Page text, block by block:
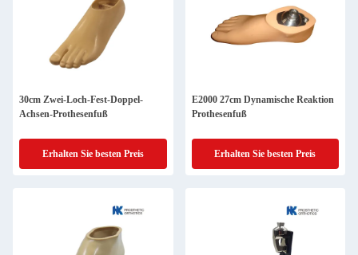
30cm Zwei-Loch-Fest-Doppel-
Achsen-Prothesenfuß
Erhalten Sie besten Preis
E2000 27cm Dynamische Reaktion
Prothesenfuß
Erhalten Sie besten Preis